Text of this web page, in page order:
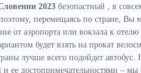
2023 безопастный , в
перемещаясь по стране, Вы
от аэропорта или вокзала к
будет взять на прокат
лучше всего подойдет
и ее достопримечательностями –